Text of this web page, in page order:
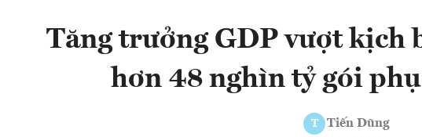
Tăng trưởng GDP vượt kịch
hơn 48 nghìn tỷ gói
T Tiến Dũng